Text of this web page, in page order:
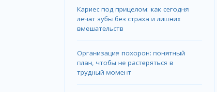
Кариес под прицелом: как сегодня
лечат зубы без страха и лишних
вмешательств
Организация похорон: понятный
план, чтобы не растеряться в
трудный момент